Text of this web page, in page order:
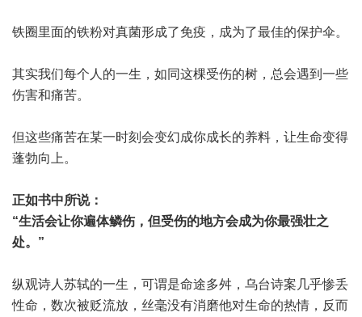
铁圈里面的铁粉对真菌形成了免疫，成为了最佳的保护伞。
其实我们每个人的一生，如同这棵受伤的树，总会遇到一些
伤害和痛苦。
但这些痛苦在某一时刻会变幻成你成长的养料，让生命变得
蓬勃向上。
正如书中所说：
“生活会让你遍体鳞伤，但受伤的地方会成为你最强壮之
处。”
纵观诗人苏轼的一生，可谓是命途多舛，乌台诗案几乎惨丢
性命，数次被贬流放，丝毫没有消磨他对生命的热情，反而